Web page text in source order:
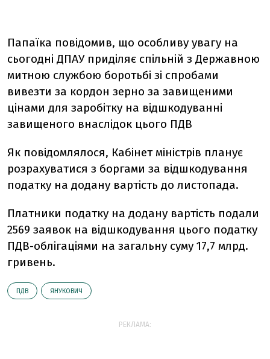
Папаїка повідомив, що особливу увагу на
сьогодні ДПАУ приділяє спільній з Державною
митною службою боротьбі зі спробами
вивезти за кордон зерно за завищеними
цінами для заробітку на відшкодуванні
завищеного внаслідок цього ПДВ
Як повідомлялося, Кабінет міністрів планує
розрахуватися з боргами за відшкодування
податку на додану вартість до листопада.
Платники податку на додану вартість подали
2569 заявок на відшкодування цього податку
ПДВ-облігаціями на загальну суму 17,7 млрд.
гривень.
ПДВ ЯНУКОВИЧ
РЕКЛАМА: